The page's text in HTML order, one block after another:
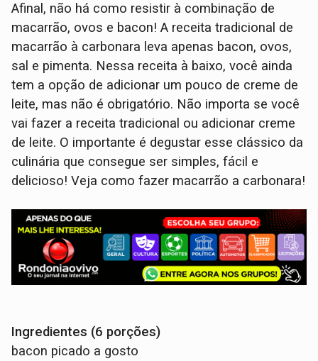
Afinal, não há como resistir à combinação de
macarrão, ovos e bacon! A receita tradicional de
macarrão à carbonara leva apenas bacon, ovos,
sal e pimenta. Nessa receita à baixo, você ainda
tem a opção de adicionar um pouco de creme de
leite, mas não é obrigatório. Não importa se você
vai fazer a receita tradicional ou adicionar creme
de leite. O importante é degustar esse clássico da
culinária que consegue ser simples, fácil e
delicioso! Veja como fazer macarrão a carbonara!
Ingredientes (6 porções)
bacon picado a gosto